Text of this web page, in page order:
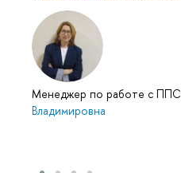
Менеджер по работе с ППС
Владимировна